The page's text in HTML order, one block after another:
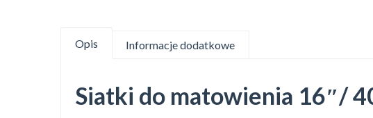
Opis Informacje dodatkowe
Siatki do matowienia 16″/